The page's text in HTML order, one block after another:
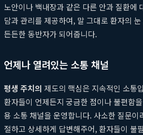
노안이나 백내장과 같은 다른 안과 질환에
담과 관리를 제공하여, 말 그대로 환자의
든든한 동반자가 되어줍니다.
언제나 열려있는 소통 채널
평생 주치의 제도의 핵심은 지속적인 소통
환자들이 언제든지 궁금한 점이나 불편함
용 소통 채널을 운영합니다. 사소한 질문이
절하고 상세하게 답변해주어, 환자들이 불